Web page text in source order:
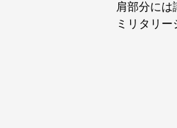
肩部分には
ミリタリ